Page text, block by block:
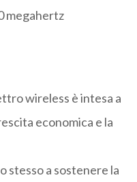
megahertz
wireless è intesa a
economica e la
stesso a sostenere la